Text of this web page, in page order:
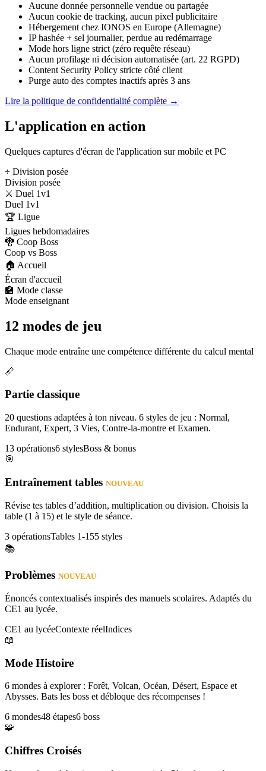
Aucune donnée personnelle vendue ou partagée
Aucun cookie de tracking, aucun pixel publicitaire
Hébergement chez IONOS en Europe (Allemagne)
IP hashée + sel journalier, perdue au redémarrage
Mode hors ligne strict (zéro requête réseau)
Aucun profilage ni décision automatisée (art. 22 RGPD)
Content Security Policy stricte côté client
Purge auto des comptes inactifs après 3 ans
Lire la politique de confidentialité complète →
L'application en action
Quelques captures d'écran de l'application sur mobile et PC
÷ Division posée
Division posée
⚔️ Duel 1v1
Duel 1v1
🏆 Ligue
Ligues hebdomadaires
🐉 Coop Boss
Coop vs Boss
🏠 Accueil
Écran d'accueil
🏫 Mode classe
Mode enseignant
12 modes de jeu
Chaque mode entraîne une compétence différente du calcul mental
📏
Partie classique
20 questions adaptées à ton niveau. 6 styles de jeu : Normal,
Endurant, Expert, 3 Vies, Contre-la-montre et Examen.
13 opérations6 stylesBoss & bonus
🎯
Entraînement tables NOUVEAU
Révise tes tables d’addition, multiplication ou division. Choisis la
table (1 à 15) et le style de séance.
3 opérationsTables 1-155 styles
📚
Problèmes NOUVEAU
Énoncés contextualisés inspirés des manuels scolaires. Adaptés du
CE1 au lycée.
CE1 au lycéeContexte réelIndices
📖
Mode Histoire
6 mondes à explorer : Forêt, Volcan, Océan, Désert, Espace et
Abysses. Bats les boss et débloque des récompenses !
6 mondes48 étapes6 boss
🧩
Chiffres Croisés